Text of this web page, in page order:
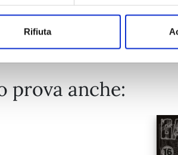
Rifiuta
prova anche: